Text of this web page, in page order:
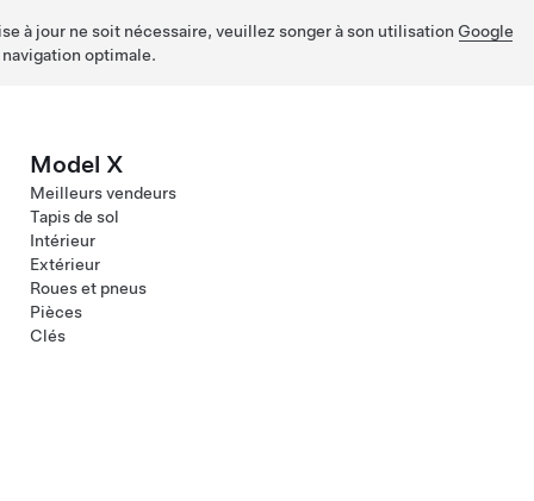
à jour ne soit nécessaire, veuillez songer à son utilisation Google
optimale.
Model X
Meilleurs vendeurs
Tapis de sol
Intérieur
Extérieur
Roues et pneus
Pièces
Clés